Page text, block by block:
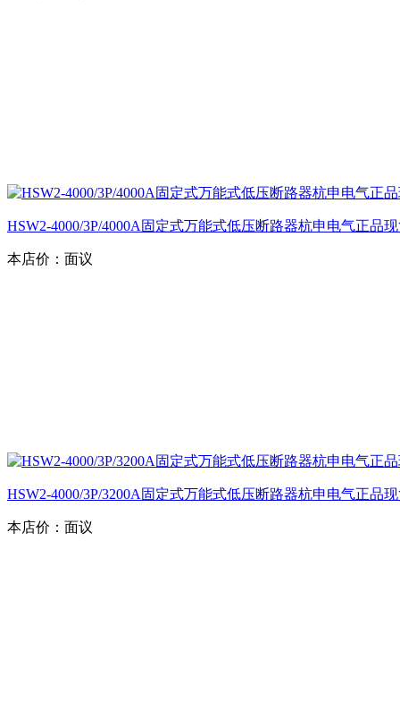
HSW2-4000/3P/4000A固定式万能式低压断路器杭申电气正品
本店价： 面议
HSW2-4000/3P/3200A固定式万能式低压断路器杭申电气正品
本店价： 面议